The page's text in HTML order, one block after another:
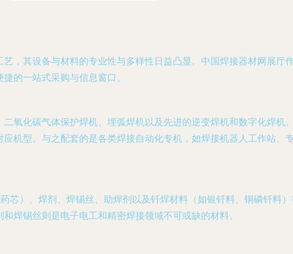
，其设备与材料的专业性与多样性日益凸显。中国焊接器材网展厅
的一站式采购与信息窗口。
氧化碳气体保护焊机、埋弧焊机以及先进的逆变焊机和数字化焊机
机型。与之配套的是各类焊接自动化专机，如焊接机器人工作站、
芯）、焊剂、焊锡丝、助焊剂以及钎焊材料（如银钎料、铜磷钎料
焊锡丝则是电子电工和精密焊接领域不可或缺的材料。